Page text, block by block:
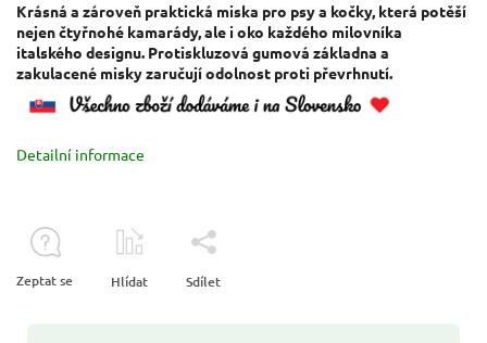
Krásná a zároveň praktická miska pro psy a kočky, která potěší
nejen čtyřnohé kamarády, ale i oko každého milovníka
italského designu. Protiskluzová gumová základna a
zakulacené misky zaručují odolnost proti převrhnutí.
Detailní informace
Zeptat se Hlídat Sdílet